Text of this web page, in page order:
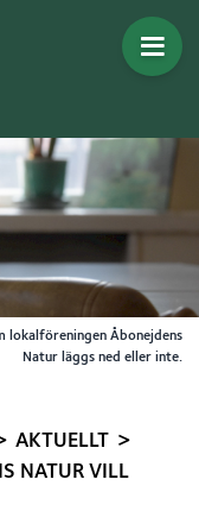
lokalföreningen Åbonejdens
Natur läggs ned eller inte.
AKTUELLT >
NATUR VILL